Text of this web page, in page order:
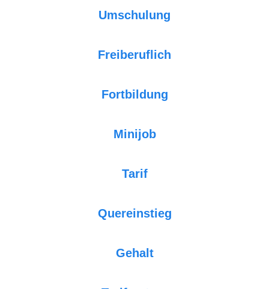
Umschulung
Freiberuflich
Fortbildung
Minijob
Tarif
Quereinstieg
Gehalt